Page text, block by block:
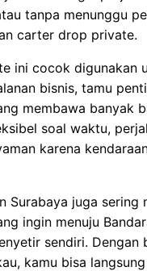
tanpa menunggu
carter drop private.
ini cocok digunakan
bisnis, tamu
membawa banyak
soal waktu,
karena
Surabaya juga sering
ingin menuju
sendiri. Dengan
kamu bisa